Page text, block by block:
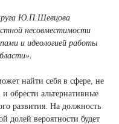
Ю.П.Шевцова
несовместимости
и идеологией работы
найти себя в сфере, не
обрести альтернативные
развития. На должность
долей вероятности будет